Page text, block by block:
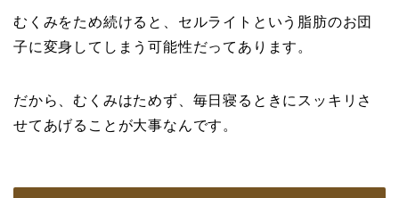
むくみをため続けると、セルライトという脂肪のお団
子に変身してしまう可能性だってあります。
だから、むくみはためず、毎日寝るときにスッキリさ
せてあげることが大事なんです。